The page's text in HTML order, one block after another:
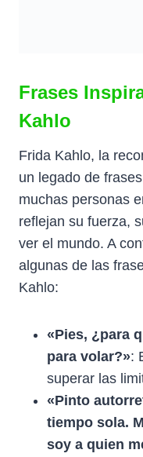
Frases
Kahlo
Frida Kahlo, la
un legado de
muchas personas
reflejan su fuerza,
ver el mundo. A
algunas de las
Kahlo:
«Pies, ¿para
para volar?»:
superar las
«Pinto
tiempo sola.
soy a quien